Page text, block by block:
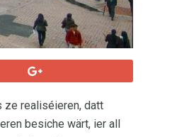
ze realiséieren, datt
besiche wärt, ier all